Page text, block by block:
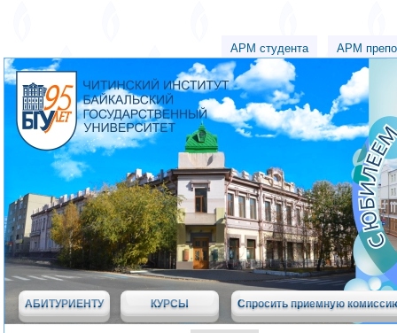
АРМ студента АРМ
АБИТУРИЕНТУ КУРСЫ Спросить приемную